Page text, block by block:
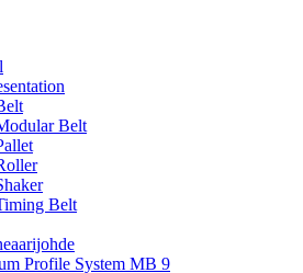
Belt
Belt
Profile System MB 9